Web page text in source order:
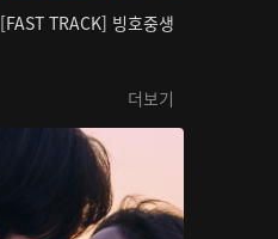
[FAST TRACK] 빙호중생
더보기